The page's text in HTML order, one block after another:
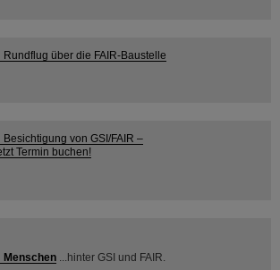
Rundflug über die FAIR-Baustelle
Besichtigung von GSI/FAIR –
Termin buchen!
Menschen ...hinter GSI und FAIR.